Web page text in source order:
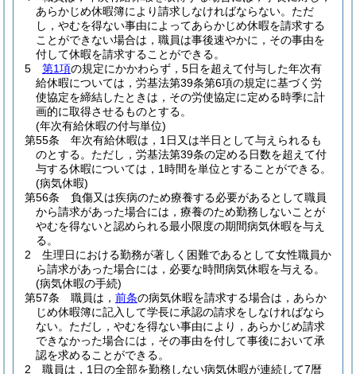
あらかじめ休暇簿により請求しなければならない。 ただ
し，やむを得ない事由によってあらかじめ休暇を請求する
ことができない場合は，職員は事後速やかに，その事由を
付して休暇を請求することができる。
5
第1項の規定にかかわらず，5日を超えて付与した年次有
給休暇については，労基法第39条第6項の規定に基づく労
使協定を締結したときは，その労使協定に定める時季に計
画的に取得させるものとする。
(年次有給休暇の付与単位)
第55条
年次有給休暇は，1日又は半日として与えられるも
のとする。 ただし，労基法第39条の定める日数を超えて付
与する休暇については，1時間を単位とすることができる。
(病気休暇)
第56条
負傷又は疾病のため療養する必要があるとして職員
から請求があった場合には，療養のため勤務しないことが
やむを得ないと認められる最小限度の期間病気休暇を与え
る。
2
生理日における勤務が著しく困難であるとして女性職員か
ら請求があった場合には，必要な時間病気休暇を与える。
(病気休暇の手続)
第57条
職員は， 前条の病気休暇を請求する場合は，あらか
じめ休暇簿に記入して学長に承認の請求をしなければなら
ない。 ただし，やむを得ない事由により，あらかじめ請求
できなかった場合には，その事由を付して事後において承
認を求めることができる。
2
職員は，1日の全部を勤務しない病気休暇が連続して7暦